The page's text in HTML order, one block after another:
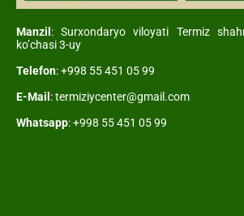
Manzil : Surxondaryo viloyati Termiz
ko’chasi 3-uy
Telefon: +998 55 451 05 99
E-Mail : termiziycenter@gmail.com
Whatsapp: +998 55 451 05 99